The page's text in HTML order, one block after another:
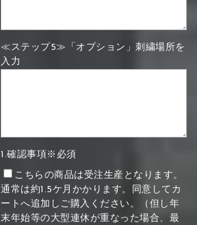
≪ステップ5≫「オプション」刺繍場所を
入力
1.確認事項※必須
こちらの商品は受注生産となります。
通常は約1.5ケ月かかります。同意してカ
ートへ追加しご購入ください。（但し年
末年始等の大型連休が重なった場合、最